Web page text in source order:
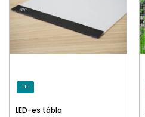
TIP
LED-es tábla